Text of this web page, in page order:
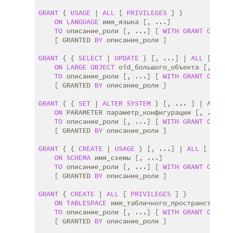
GRANT { USAGE | ALL [ PRIVILEGES ] }
ON LANGUAGE имя_языка [, ...]
TO описание_роли [, ...] [ WITH GRANT
    [ GRANTED
BY описание_роли ]
GRANT { { SELECT | UPDATE } [, ...] | ALL [
ON LARGE OBJECT oid_большого_объекта [,
TO описание_роли [, ...] [ WITH GRANT
    [ GRANTED
BY описание_роли ]
GRANT { { SET | ALTER SYSTEM } [, ... ] | ALL
ON PARAMETER параметр_конфигурации [, ...]
TO описание_роли [, ...] [ WITH GRANT
    [ GRANTED
BY описание_роли ]
GRANT { { CREATE | USAGE } [, ...] | ALL [
ON SCHEMA имя_схемы [, ...]
TO описание_роли [, ...] [ WITH GRANT
    [ GRANTED
BY описание_роли ]
GRANT { CREATE | ALL [ PRIVILEGES ] }
ON TABLESPACE
TO описание_роли [, ...] [ WITH GRANT
    [ GRANTED
BY описание_роли ]